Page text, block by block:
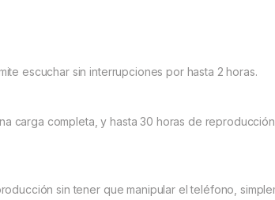
escuchar sin interrupciones por hasta 2 horas.
carga completa, y hasta 30 horas de
sin tener que manipular el teléfono,